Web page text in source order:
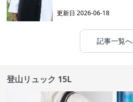
更新日2026-06-18
記事一覧へ
登山リュック 15L